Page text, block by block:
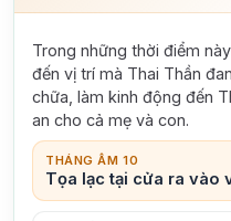
Trong những thời điểm
đến vị trí mà Thai Thần
chữa, làm kinh động đến
an cho cả mẹ và con.
THÁNG ÂM 10
Tọa lạc tại cửa ra vào